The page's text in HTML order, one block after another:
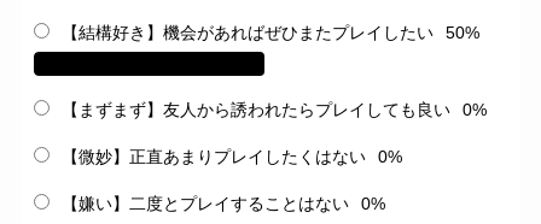
【結構好き】機会があればぜひまたプレイしたい 50%
【まずまず】友人から誘われたらプレイしても良い 0%
【微妙】正直あまりプレイしたくはない 0%
【嫌い】二度とプレイすることはない 0%